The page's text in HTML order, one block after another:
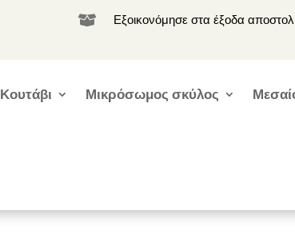
 Εξοικονόμησε στα έξοδα
Κουτάβι Μικρόσωμος σκύλος